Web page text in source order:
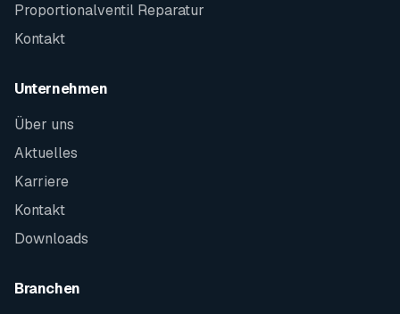
Proportionalventil Reparatur
Kontakt
Unternehmen
Über uns
Aktuelles
Karriere
Kontakt
Downloads
Branchen